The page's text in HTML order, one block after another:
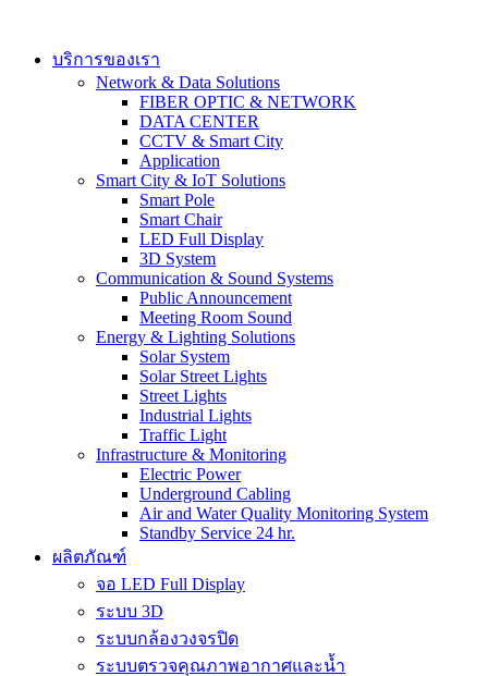
contentบริการของเรา
Network & Data Solutions
FIBER OPTIC & NETWORK​
DATA CENTER
CCTV & Smart City
Application
Smart City & IoT Solutions
Smart Pole
Smart Chair
LED Full Display
3D System
Communication & Sound Systems
Public Announcement
Meeting Room Sound
Energy & Lighting Solutions
Solar System
Solar Street Lights
Street Lights
Industrial Lights
Traffic Light
Infrastructure & Monitoring
Electric Power
Underground Cabling
Air and Water Quality Monitoring System
Standby Service 24 hr.
ผลิตภัณฑ์
จอ LED Full Display
ระบบ 3D
ระบบกล้องวงจรปิด
ระบบตรวจคุณภาพอากาศและน้ำ